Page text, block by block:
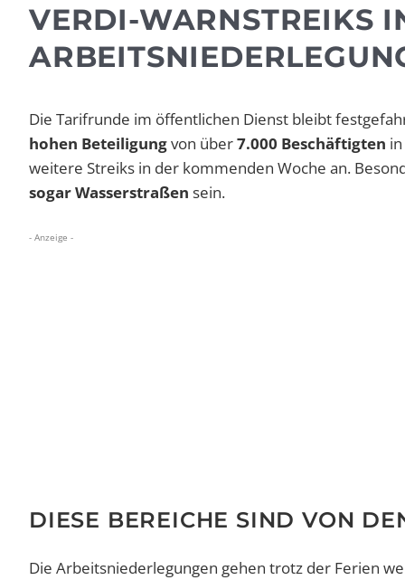
VERDI-WARNSTREIKS
Die Tarifrunde im öffentlichen Dienst bleibt
hohen Beteiligungvon über7.000 Beschäftigten
weitere Streiks in der kommenden Woche an.
sogar Wasserstraßen sein.
- Anzeige -
DIESE BEREICHE SIND VON
Die Arbeitsniederlegungen gehen trotz der Ferien